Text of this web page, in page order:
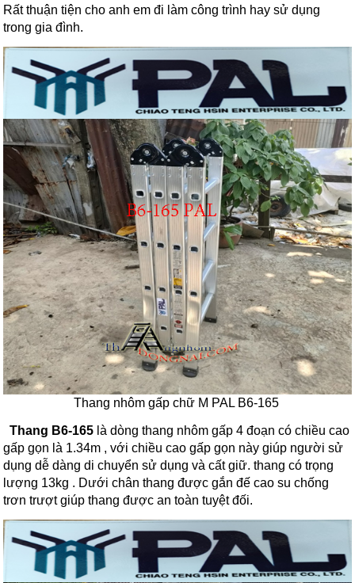
Rất thuận tiện cho anh em đi làm công trình hay sử dụng
trong gia đình.
Thang nhôm gấp chữ M PAL B6-165
Thang B6-165 là dòng thang nhôm gấp 4 đoạn có chiều cao
gấp gọn là 1.34m , với chiều cao gấp gọn này giúp người sử
dụng dễ dàng di chuyển sử dụng và cất giữ. thang có trọng
lượng 13kg . Dưới chân thang được gắn đế cao su chống
trơn trượt giúp thang được an toàn tuyệt đối.